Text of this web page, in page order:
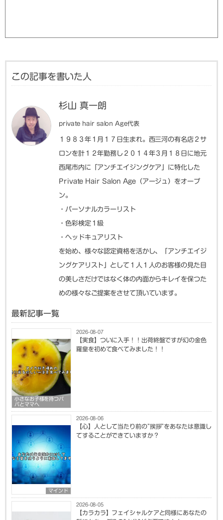
この記事を書いた人
杉山 真一朗
private hair salon Age代表
１９８３年１月１７日生まれ。西三河の有名店２サ
ロンを計１２年勤務し２０１４年３月１８日に地元
西尾市内に「アンチエイジングケア」に特化した
Private Hair Salon Age（アージュ）をオープ
ン。
・パーソナルカラーリスト
・色彩検定１級
・ヘッドキュアリスト
を始め、様々な認定資格を活かし、「アンチエイジ
ングケアリスト」として１人１人のお客様の見た目
の美しさだけではなく体の内面からキレイを保つた
めの様々なご提案をさせて頂いています。
最新記事一覧
小さなお子様を持つパ
パとママへ
2026-08-07
【実食】ついに入手！！出荷終盤ですが幻の金色
羅皇を初めて食べてみました！！
マインド
2026-08-06
【心】人として当たり前の”挨拶”をあなたは意識し
てすることができていますか？
2026-08-05
【カラカラ】フェイシャルケアと同様にあなたの